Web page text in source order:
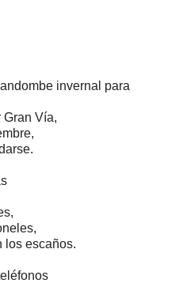
invernal para
Vía,
los escaños.